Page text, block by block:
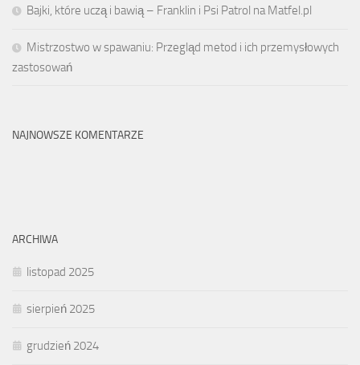
Bajki, które uczą i bawią – Franklin i Psi Patrol na Matfel.pl
Mistrzostwo w spawaniu: Przegląd metod i ich przemysłowych
zastosowań
NAJNOWSZE KOMENTARZE
ARCHIWA
listopad 2025
sierpień 2025
grudzień 2024